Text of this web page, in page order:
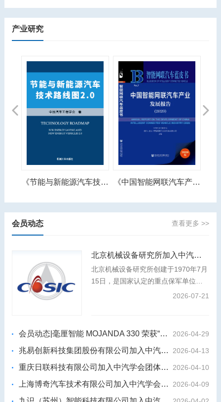
产业研究
Previous
《节能与新能源汽车技术路线图》 《中国智能网联汽车产业发展报告》
Next
会员动态 查看更多 >>
北京机械设备研究所加入中汽学会团体会员
北京机械设备研究所创建于1970年7月
15日，是国家认定的重点保军单位、
装发专业组副组长单位，是我国航天事
2026-07-21
会员动态|毫厘智能 MOJANDA 330 荣获“2026年度影响力汽车芯片” 2026-04-29
兆易创新科技集团股份有限公司加入中汽学会团体会员 2026-04-13
重庆日联科技有限公司加入中汽学会团体会员 2026-04-10
上海博奇汽车技术有限公司加入中汽学会团体会员 2026-04-09